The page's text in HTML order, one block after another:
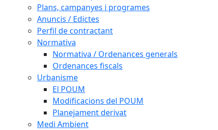
Plans, campanyes i programes
Anuncis / Edictes
Perfil de contractant
Normativa
Normativa / Ordenances generals
Ordenances fiscals
Urbanisme
El POUM
Modificacions del POUM
Planejament derivat
Medi Ambient